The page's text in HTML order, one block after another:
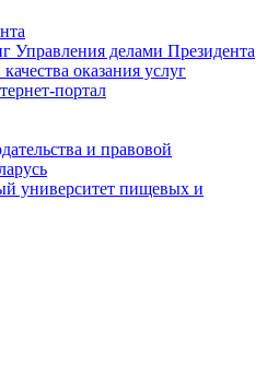
делами Президента
оказания услуг
портал
и правовой
университет пищевых и